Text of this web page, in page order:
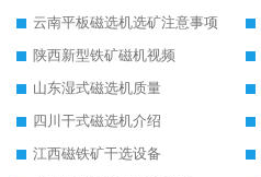
云南平板磁选机选矿注意事项
陕西新型铁矿磁机视频
山东湿式磁选机质量
四川干式磁选机介绍
江西磁铁矿干选设备